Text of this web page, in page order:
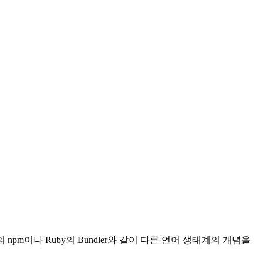
npm이나 Ruby의 Bundler와 같이 다른 언어 생태계의 개념을